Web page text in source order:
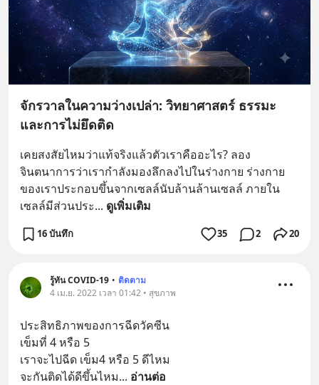
จักรวาลในความว่างเปล่า: วิทยาศาสตร์ ธรรมะ
และการไม่ยึดติด
เคยสงสัยไหมว่าแท้จริงแล้วตัวเราคืออะไร? ลอง
จินตนาการว่าเรากำลังมองลึกลงไปในร่างกาย ร่างกาย
ของเราประกอบขึ้นจากเซลล์นับล้านล้านเซลล์ ภายใน
เซลล์มีส่วนประ... ดูเพิ่มเติม
16 บันทึก 35 2 20
รู้ทัน COVID-19 • ติดตาม
4 เม.ย. 2022 เวลา 01:42 • สุขภาพ
ประสิทธิภาพของการฉีดวัคซีน
เข็มที่ 4 หรือ 5
เราจะไปฉีด เข็ม4 หรือ 5 ดีไหม
จะกันติดได้ดีขึ้นไหม... อ่านต่อ